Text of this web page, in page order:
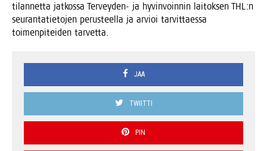
tilan­net­ta jat­kos­sa Ter­vey­den- ja hyvin­voin­nin lai­tok­sen THL:n
seu­ran­ta­tie­to­jen perus­teel­la ja arvioi tar­vit­taes­sa
toi­men­pi­tei­den tarvetta.
JAA
TWIITTI
PIN